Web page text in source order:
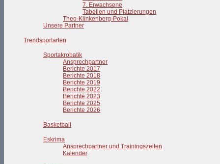
7. Erwachsene
Tabellen und Platzierungen
Theo-Klinkenberg-Pokal
Unsere Partner
Trendsportarten
Sportakrobatik
Ansprechpartner
Berichte 2017
Berichte 2018
Berichte 2019
Berichte 2022
Berichte 2023
Berichte 2025
Berichte 2026
Basketball
Eskrima
Ansprechpartner und Trainingszeiten
Kalender